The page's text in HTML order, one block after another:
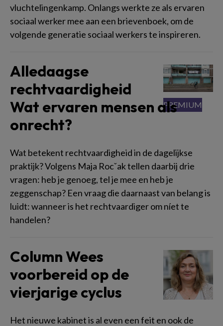
vluchtelingenkamp. Onlangs werkte ze als ervaren
sociaal werker mee aan een brievenboek, om de
volgende generatie sociaal werkers te inspireren.
Alledaagse
rechtvaardigheid
Wat ervaren mensen als
onrecht?
Wat betekent rechtvaardigheid in de dagelijkse
praktijk? Volgens Maja Rocˇak tellen daarbij drie
vragen: heb je genoeg, tel je mee en heb je
zeggenschap? Een vraag die daarnaast van belang is
luidt: wanneer is het rechtvaardiger om níet te
handelen?
Column Wees
voorbereid op de
vierjarige cyclus
Het nieuwe kabinet is al even een feit en ook de